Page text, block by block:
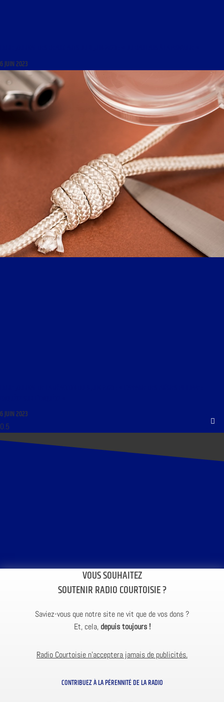
6 JUIN 2023
6 JUIN 2023
VOUS SOUHAITEZ
SOUTENIR RADIO COURTOISIE ?
Saviez-vous que notre site ne vit que de vos dons ?
Et, cela, depuis toujours !
Radio Courtoisie n’acceptera jamais de publicités.
CONTRIBUEZ À LA PÉRENNITÉ DE LA RADIO